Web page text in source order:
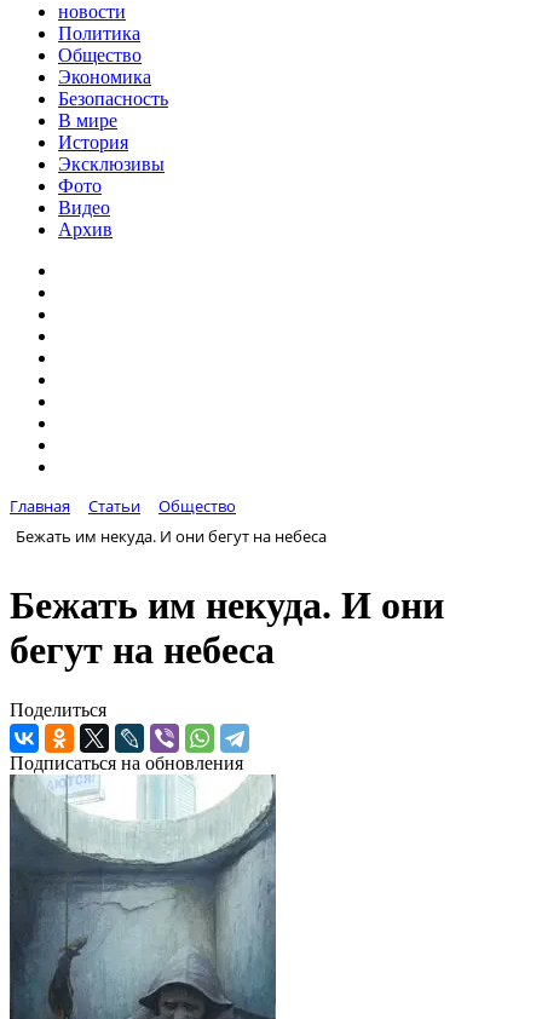
новости
Политика
Общество
Экономика
Безопасность
В мире
История
Эксклюзивы
Фото
Видео
Архив
Главная Статьи
Общество
Бежать им некуда. И они бегут на небеса
Бежать им некуда. И они
бегут на небеса
Поделиться
Подписаться на обновления